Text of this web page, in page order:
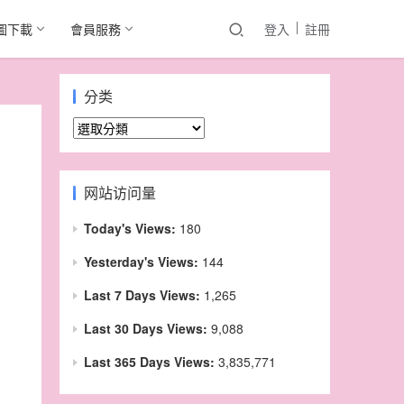
下載 會員服務 登入 註冊
分类
分
类
网站访问量
Today's Views: 180
Yesterday's Views: 144
Last 7 Days Views: 1,265
Last 30 Days Views: 9,088
Last 365 Days Views: 3,835,771